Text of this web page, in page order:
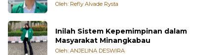
Oleh: Refly Alvade Rysta
Inilah Sistem Kepemimpinan dalam
Masyarakat Minangkabau
Oleh: ANJELINA DESWIRA